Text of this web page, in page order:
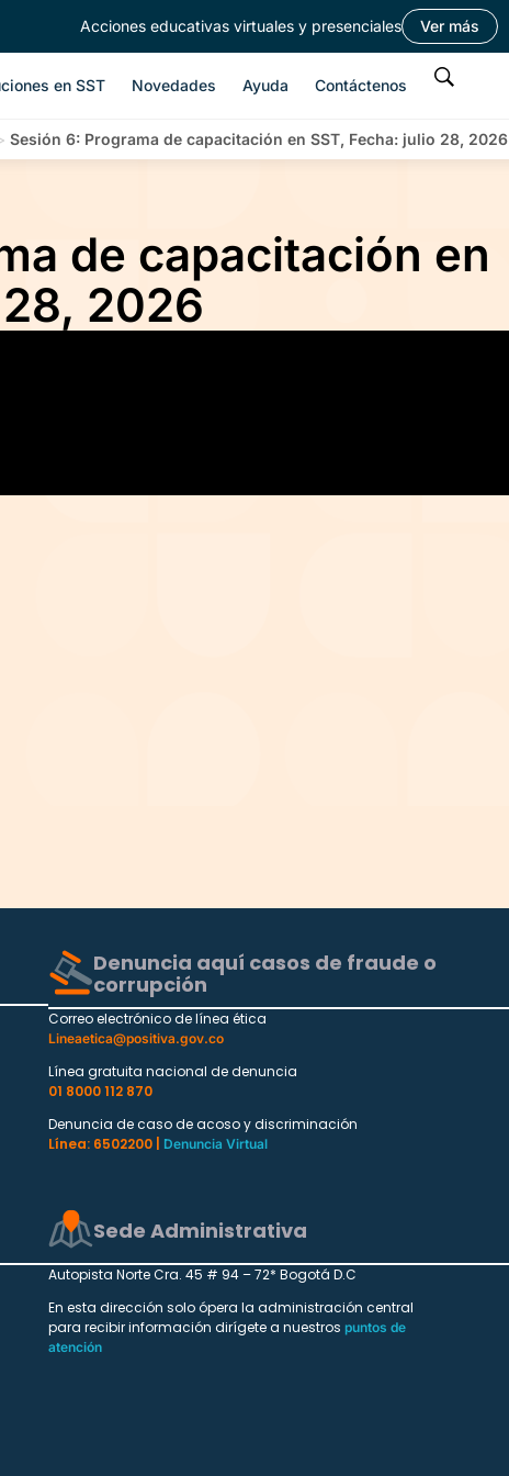
Acciones educativas virtuales y presenciales Ver más
en SST Novedades Ayuda Contáctenos
Sesión 6: Programa de capacitación en SST, Fecha: julio 28, 2026
de capacitación en
2026
Denuncia aquí casos de fraude o
corrupción
Correo electrónico de línea ética
Lineaetica@positiva.gov.co
Línea gratuita nacional de denuncia
01 8000 112 870
Denuncia de caso de acoso y discriminación
Línea: 6502200 |
Denuncia Virtual
Sede Administrativa
Autopista Norte Cra. 45 # 94 – 72* Bogotá D.C
En esta dirección solo ópera la administración central
para recibir información dirígete a nuestros puntos de
atención